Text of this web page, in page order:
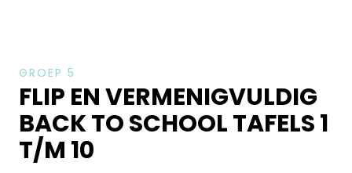
GROEP 5
FLIP EN VERMENIGVULDIG
BACK TO SCHOOL TAFELS 1
T/M 10